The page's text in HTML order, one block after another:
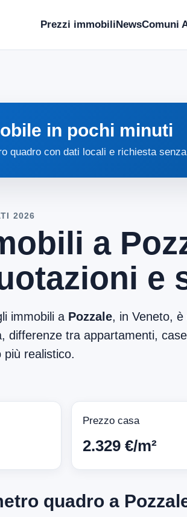
Prezzi immobiliNewsComuni
in pochi minuti
quadro con dati locali e richiesta
2026
a
e
immobili a Pozzale, in Veneto, è
differenze tra appartamenti,
realistico.
Prezzo casa
2.329 €/m²
quadro a